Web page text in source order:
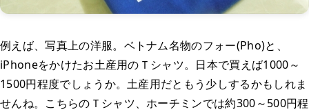
例えば、写真上の洋服。ベトナム名物のフォー(Pho)と、
iPhoneをかけたお土産用のＴシャツ。日本で買えば1000～
1500円程度でしょうか。土産用だともう少しするかもしれま
せんね。こちらのＴシャツ、ホーチミンでは約300～500円程